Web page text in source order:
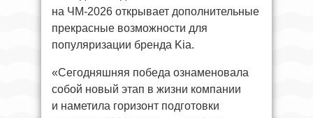
на ЧМ-2026 открывает дополнительные
прекрасные возможности для
популяризации бренда Kia.
«Сегодняшняя победа ознаменовала
собой новый этап в жизни компании
и наметила горизонт подготовки